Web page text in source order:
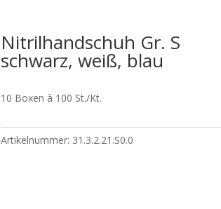
Nitrilhandschuh Gr. S
schwarz, weiß, blau
10 Boxen à 100 St./Kt.
Artikelnummer: 31.3.2.21.S0.0